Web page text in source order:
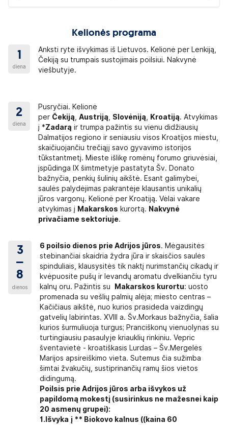
Kelionės programa
1
diena
Anksti ryte išvykimas iš Lietuvos. Kelionė per Lenkiją,
Čekiją su trumpais sustojimais poilsiui. Nakvynė
viešbutyje.
2
diena
Pusryčiai. Kelionė
per Čekiją ,Austriją Slovėniją Kroatiją. Atvykimas
į *Zadarą ir trumpa pažintis su vienu didžiausių
Dalmatijos regiono ir seniausiu visos Kroatijos miestu,
skaičiuojančiu trečiąjį savo gyvavimo istorijos
tūkstantmetį. Mieste išlikę romėnų forumo griuvėsiai,
įspūdinga IX šimtmetyje pastatyta Šv. Donato
bažnyčia, penkių šulinių aikštė. Esant galimybei,
saulės palydėjimas pakrantėje klausantis unikalių
jūros vargonų. Kelionė per Kroatiją. Vėlai vakare
atvykimas į Makarskos kurortą. Nakvynė
privačiame sektoriuje.
3
–
8
dienos
6 poilsio dienos prie Adrijos jūros. Mėgausitės
stebinančiai skaidria žydra jūra ir skaisčios saulės
spinduliais, klausysitės tik naktį nurimstančių cikadų ir
kvėpuosite pušų ir levandų aromatu dvelkiančiu tyru
kalnų oru. Pažintis su
Makarskos kurortu: uosto
promenada su vešlių palmių alėja; miesto centras –
Kačičiaus aikštė, nuo kurios prasideda vaizdingų
gatvelių labirintas. XVIII a. Šv.Morkaus bažnyčia, šalia
kurios šurmuliuoja turgus; Pranciškonų vienuolynas su
turtingiausiu pasaulyje kriauklių rinkiniu. Vepric
šventavietė - kroatiškasis Lurdas – Šv.Mergelės
Marijos apsireiškimo vieta. Sutemus čia sužimba
šimtai žvakučių, sustiprinančių ramų šios vietos
didingumą.
Poilsis prie Adrijos jūros arba išvykos už
papildomą mokestį (susirinkus ne mažesnei kaip
20 asmenų grupei):
1.Išvyka į ** Biokovo kalnus ((kaina 60